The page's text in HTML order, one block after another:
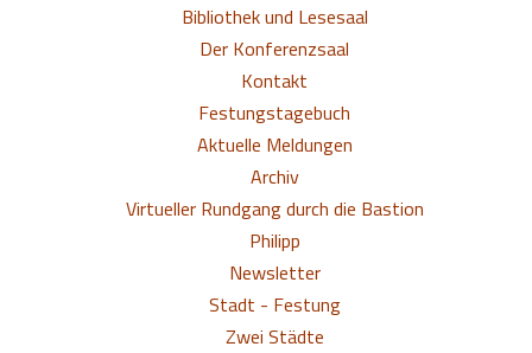
Bibliothek und Lesesaal
Der Konferenzsaal
Kontakt
Festungstagebuch
Aktuelle Meldungen
Archiv
Virtueller Rundgang durch die Bastion
Philipp
Newsletter
Stadt - Festung
Zwei Städte